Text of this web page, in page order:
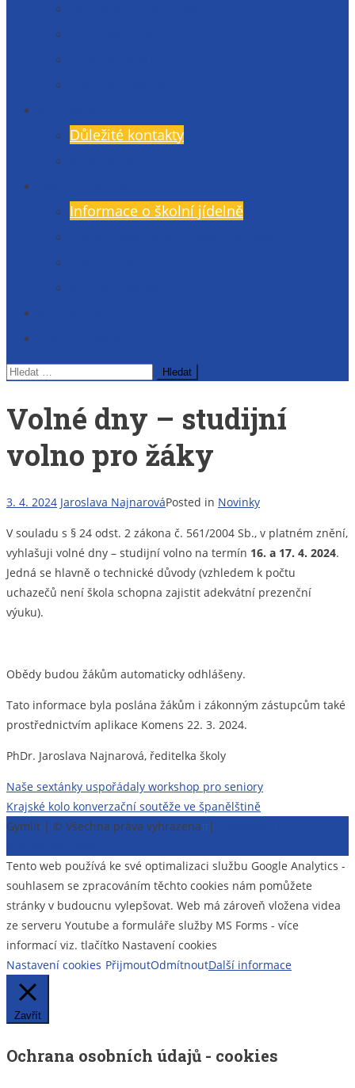
Důležité kontakty
Informace o školní jídelně
Vyhledávání
Volné dny – studijní
volno pro žáky
3. 4. 2024 Jaroslava NajnarováPosted in Novinky
V souladu s § 24 odst. 2 zákona č. 561/2004 Sb., v platném znění,
vyhlašuji volné dny – studijní volno na termín 16. a 17. 4. 2024.
Jedná se hlavně o technické důvody (vzhledem k počtu
uchazečů není škola schopna zajistit adekvátní prezenční
výuku).
Obědy budou žákům automaticky odhlášeny.
Tato informace byla poslána žákům i zákonným zástupcům také
prostřednictvím aplikace Komens 22. 3. 2024.
PhDr. Jaroslava Najnarová, ředitelka školy
Navigace
pro
příspěvek
Naše sextánky uspořádaly workshop pro seniory
Krajské kolo konverzační soutěže ve španělštině
Gymlit | © Všechna práva vyhrazena
|
Tento web používá ke své optimalizaci službu Google Analytics -
souhlasem se zpracováním těchto cookies nám pomůžete
stránky v budoucnu vylepšovat. Web má zároveň vložena videa
ze serveru Youtube a formuláře služby MS Forms - více
informací viz. tlačítko Nastavení cookies
Nastavení cookies PřijmoutOdmítnoutDalší informace
Zavřít
Ochrana osobních údajů - cookies